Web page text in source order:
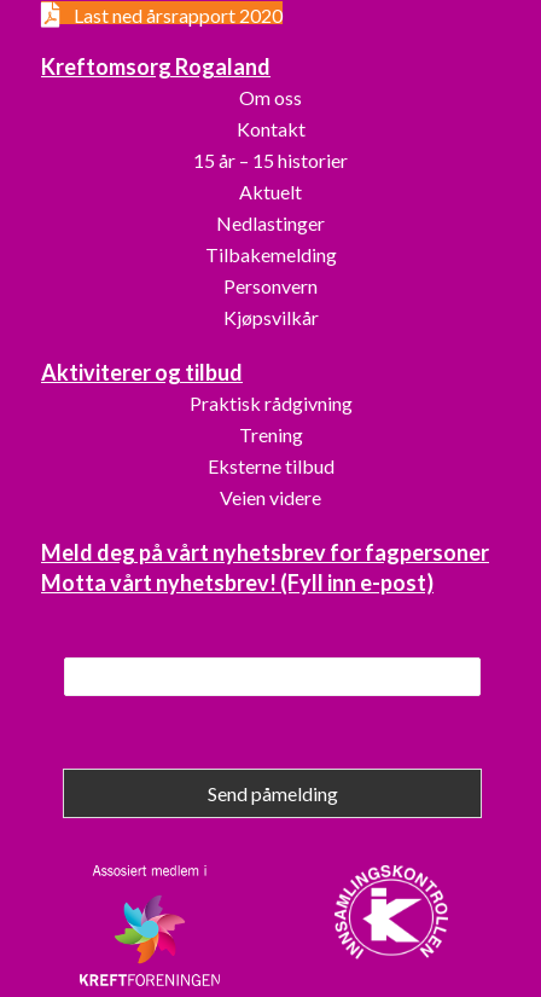
Last ned årsrapport 2020
Kreftomsorg Rogaland
Om oss
Kontakt
15 år – 15 historier
Aktuelt
Nedlastinger
Tilbakemelding
Personvern
Kjøpsvilkår
Aktiviterer og tilbud
Praktisk rådgivning
Trening
Eksterne tilbud
Veien videre
Meld deg på vårt nyhetsbrev for fagpersoner
Motta vårt nyhetsbrev! (Fyll inn e-post)
Send påmelding